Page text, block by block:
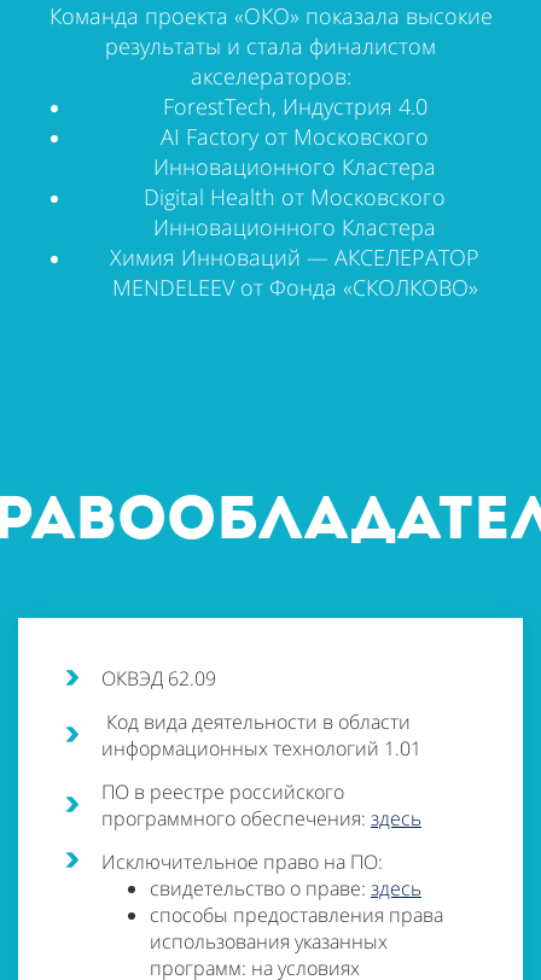
Команда проекта «ОКО» показала высокие
результаты и стала финалистом
акселераторов:
ForestTech, Индустрия 4.0
AI Factory от Московского
Инновационного Кластера
Digital Health от Московского
Инновационного Кластера
Химия Инноваций — АКСЕЛЕРАТОР
MENDELEEV от Фонда «СКОЛКОВО»
ОКВЭД 62.09
Код вида деятельности в области
информационных технологий 1.01
ПО в реестре российского
программного обеспечения: здесь
Исключительное право на ПО:
свидетельство о праве: здесь
способы предоставления права
использования указанных
программ: на условиях